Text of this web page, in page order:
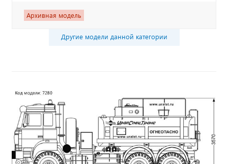
Архивная модель
Другие модели данной категории